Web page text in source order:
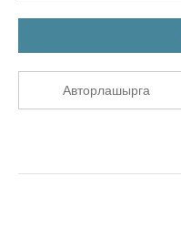
Авторлашырга